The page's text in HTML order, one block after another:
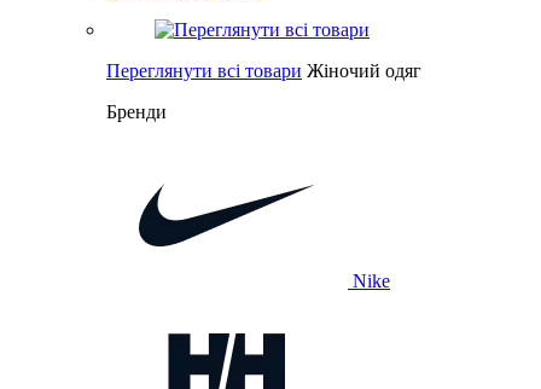
Переглянути всі товари Жіночий одяг
Бренди
Nike